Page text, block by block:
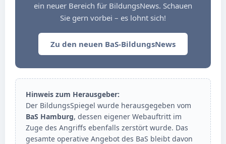
ein neuer Bereich für BildungsNews. Schauen
Sie gern vorbei – es lohnt sich!
Zu den neuen BaS-BildungsNews
Hinweis zum Herausgeber:
Der BildungsSpiegel wurde herausgegeben vom
BaS Hamburg, dessen eigener Webauftritt im
Zuge des Angriffs ebenfalls zerstört wurde. Das
gesamte operative Angebot des BaS bleibt davon